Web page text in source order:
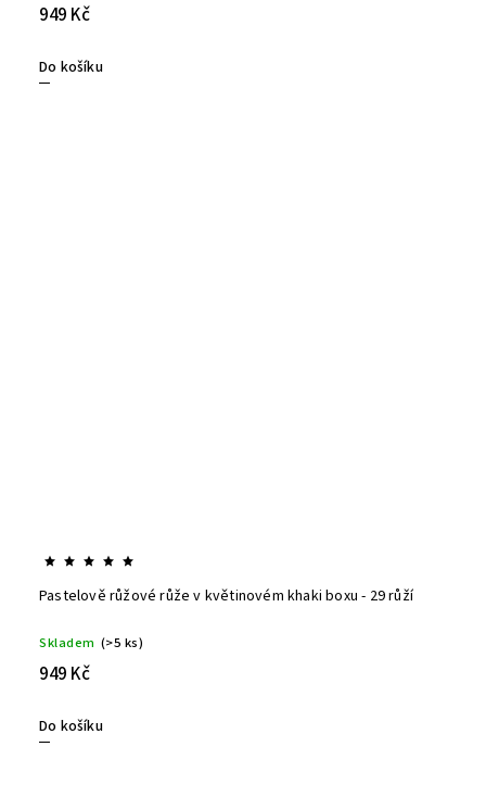
949 Kč
Do košíku
Pastelově růžové růže v květinovém khaki boxu - 29 růží
Skladem (>5 ks)
949 Kč
Do košíku